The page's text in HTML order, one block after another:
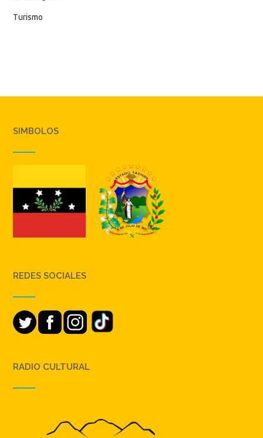
Turismo
SIMBOLOS
REDES SOCIALES
RADIO CULTURAL